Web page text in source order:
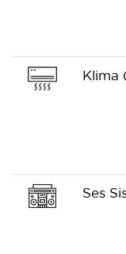
Klima
Ses